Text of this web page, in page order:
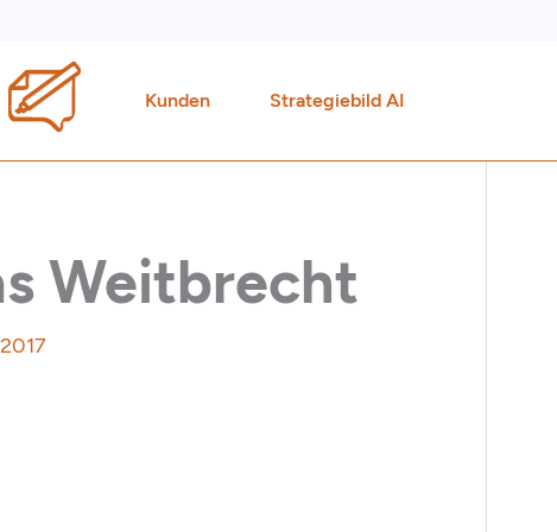
Kunden Strategiebild AI
Weitbrecht